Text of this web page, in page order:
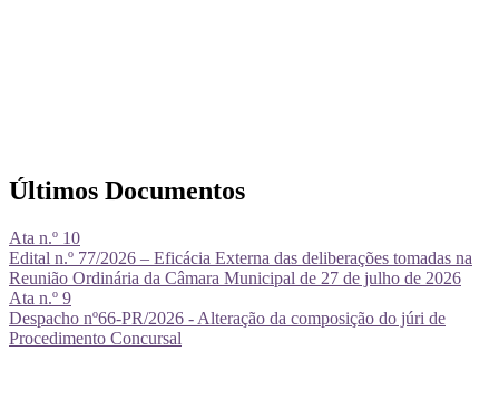
Últimos Documentos
Ata n.º 10
Edital n.º 77/2026 – Eficácia Externa das deliberações tomadas na
Reunião Ordinária da Câmara Municipal de 27 de julho de 2026
Ata n.º 9
Despacho nº66-PR/2026 - Alteração da composição do júri de
Procedimento Concursal